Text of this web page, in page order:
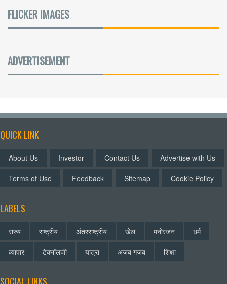
FLICKER IMAGES
ADVERTISEMENT
QUICK LINK
About Us Investor Contact Us
Advertise with Us
Terms of Use
Feedback Sitemap Cookie Policy
LABELS
राज्य राष्ट्रीय अंतरराष्ट्रीय खेल मनोरंजन
धर्म
व्यापार
टेक्नॉलजी यात्रा अजब गजब शिक्षा